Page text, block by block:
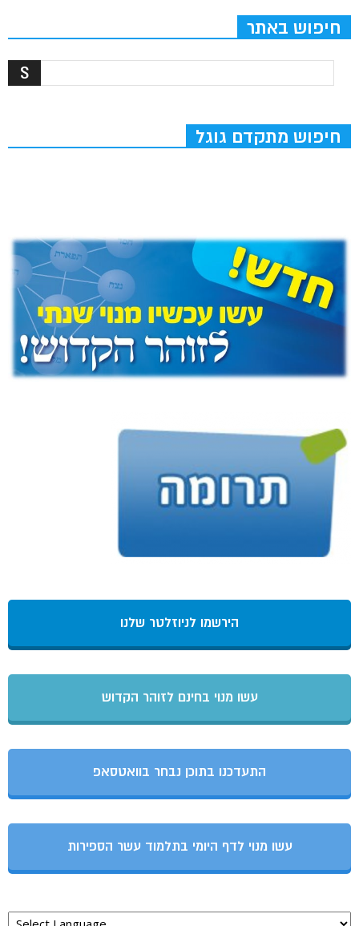
חיפוש באתר
חיפוש מתקדם גוגל
הירשמו לניוזלטר שלנו
עשו מנוי בחינם לזוהר הקדוש
התעדכנו בתוכן נבחר בוואטסאפ
עשו מנוי לדף היומי בתלמוד עשר הספירות